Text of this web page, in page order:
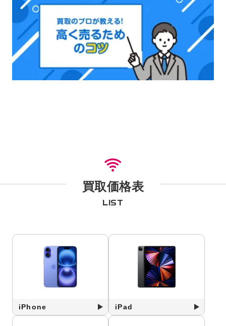
買取価格表
LIST
iPhone iPad